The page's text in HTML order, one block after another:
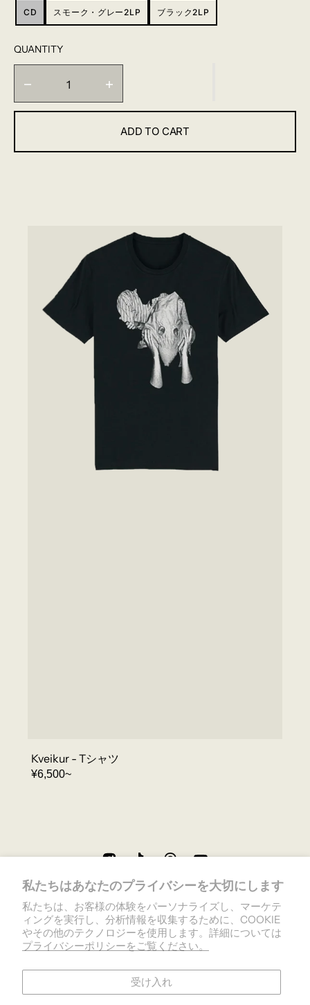
私たちはあなたのプライバシーを大切にします
私たちは、お客様の体験をパーソナライズし、マーケテ
ィングを実行し、分析情報を収集するために、COOKIE
やその他のテクノロジーを使用します。詳細については
プライバシーポリシーをご覧ください。
受け入れ
CDVARIANT
SOLD
OR
UNAVAILABLE
スモーク・グレー2LP
VARIANT
SOLD
UNAVAILABLE
ブラック2LP
VARIANT
SOLD
QUANTITY
Decrease
quantity
quantity
Kveikur
ADD TO CART
Kveikur - Tシャツ
REGULAR
¥6,500~
プライバシーポリシー